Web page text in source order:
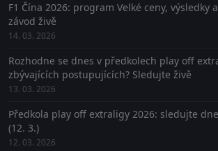
F1 Čína 2026: program Velké ceny, výsledky
závod živě
14. 03. 2026
Rozhodne se dnes v předkolech play off
zbývajících postupujících? Sledujte živě
13. 03. 2026
Předkola play off extraligy 2026: sledujte
(12. 3.)
12. 03. 2026